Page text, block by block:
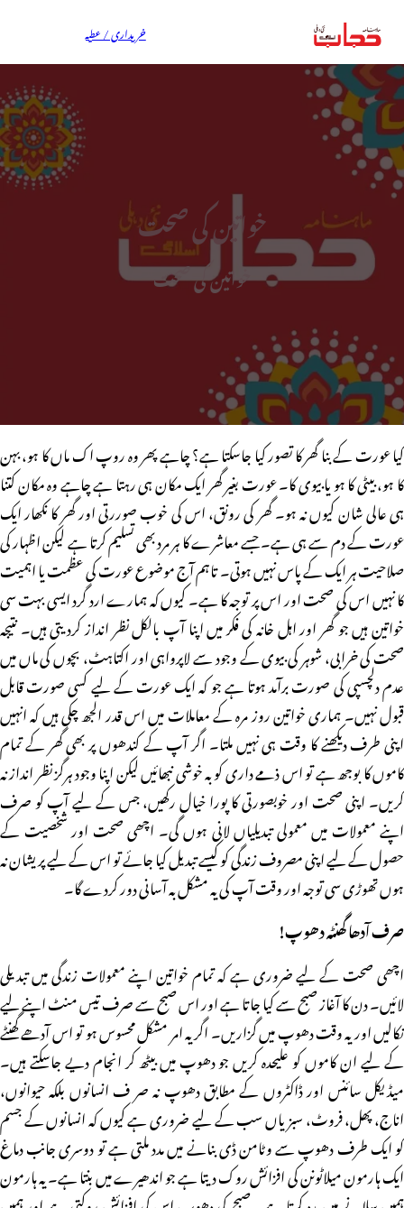
خریداری / عطیہ
خواتین کی صحت
خواتین کی صحت
کیا عورت کے بنا گھر کا تصور کیا جاسکتا ہے؟ چاہے پھر وہ روپ اک ماں کا ہو، بہن
کا ہو، بیٹی کا ہو یا بیوی کا۔ عورت بغیر گھر ایک مکان ہی رہتا ہے چاہے وہ مکان کتنا
ہی عالی شان کیوں نہ ہو۔ گھر کی رونق، اس کی خوب صوررتی اور گھر کا نکھار ایک
عورت کے دم سے ہی ہے۔ جسے معاشرے کا ہر مرد بھی تسلیم کرتا ہے لیکن اظہار کی
صلاحیت ہر ایک کے پاس نہیں ہوتی۔ تاہم آج موضوع عورت کی عظمت یا اہمیت
کا نہیں اس کی صحت اور اس پر توجہ کا ہے۔ کیوں کہ ہمارے ارد گرد ایسی بہت سی
خواتین ہیں جو گھر اور اہل خانہ کی فکر میں اپنا آپ بالکل نظر انداز کردیتی ہیں۔ نتیجہ
صحت کی خرابی، شوہر کی بیوی کے وجود سے لاپرواہی اور اکتاہٹ، بچوں کی ماں میں
عدم دلچسپی کی صورت برآمد ہوتا ہے جو کہ ایک عورت کے لیے کسی صورت قابل
قبول نہیں۔ ہماری خواتین روز مرہ کے معاملات میں اس قدر الجھ چکی ہیں کہ انہیں
اپنی طرف دیکھنے کا وقت ہی نہیں ملتا۔ اگر آپ کے کندھوں پر بھی گھر کے تمام
کاموں کا بوجھ ہے تو اس ذمے داری کو بہ خوشی نبھائیں لیکن اپنا وجود ہرگز نظر انداز نہ
کریں۔ اپنی صحت اور خوبصورتی کا پورا خیال رکھیں، جس کے لیے آپ کو صرف
اپنے معمولات میں معمولی تبدیلیاں لانی ہوں گی۔ اچھی صحت اور شخصیت کے
حصول کے لیے اپنی مصروف زندگی کو کیسے تبدیل کیا جائے تو اس کے لیے پریشان نہ
ہوں تھوڑی سی توجہ اور وقت آپ کی یہ مشکل بہ آسانی دور کردے گا۔
صرف آدھا گھنٹہ دھوپ!
اچھی صحت کے لیے ضروری ہے کہ تمام خواتین اپنے معمولات زندگی میں تبدیلی
لائیں۔ دن کا آغاز صبح سے کیا جاتا ہے اور اس صبح سے صرف تیس منٹ اپنے لیے
نکالیں اور یہ وقت دھوپ میں گزاریں۔ اگر یہ امر مشکل محسوس ہو تو اس آدھے گھنٹے
کے لیے ان کاموں کو علیحدہ کریں جو دھوپ میں بیٹھ کر انجام دیے جاسکتے ہیں۔
میڈیکل سائنس اور ڈاکٹروں کے مطابق دھوپ نہ صر ف انسانوں بلکہ حیوانوں،
اناج، پھل، فروٹ، سبزیاں سب کے لیے ضروری ہے کیوں کہ انسانوں کے جسم
کو ایک طرف دھوپ سے وٹامن ڈی بنانے میں مدد ملتی ہے تو دوسری جانب دماغ
ایک ہارمون میلاٹونن کی افزائش روک دیتا ہے جو اندھیرے میں بنتا ہے۔ یہ ہارمون